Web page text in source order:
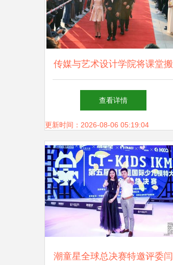
传媒与艺术设计学院将课堂搬
到舞台 “舞台艺术造型策划”实
践教学创新
查看详情
更新时间：2026-08-06 05:19:04
潮童星全球总决赛特邀评委闫